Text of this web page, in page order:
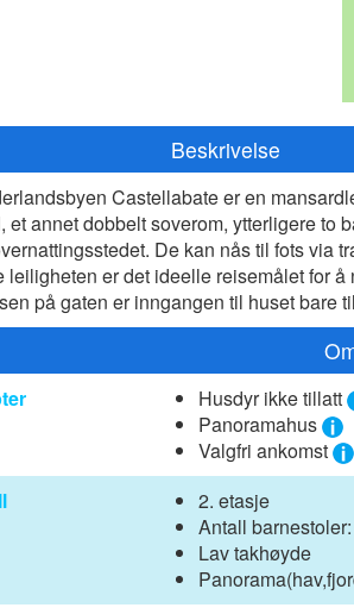
Beskrivelse
Castellabate er en
annet dobbelt soverom, ytterligere
De kan nås til fots via
er det ideelle reisemålet for
på gaten er inngangen til huset bare
Husdyr ikke tillatt
Panoramahus
Valgfri ankomst
2. etasje
Antall
Lav takhøyde